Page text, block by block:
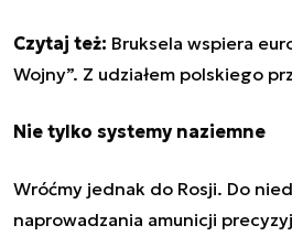
Czytaj też: Bruksela wspiera
Wojny”. Z udziałem polskiego
Nie tylko systemy naziemne
Wróćmy jednak do Rosji. Do
naprowadzania amunicji